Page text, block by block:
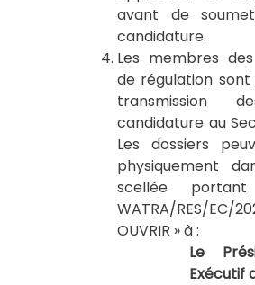
avant de
candidature.
Les membres
de régulation
transmission
candidature au
Les dossiers
physiquement
scellée
WATRA/RES/EC/
OUVRIR » à :
Le
Exécutif